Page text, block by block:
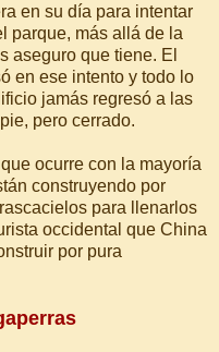
en su día para intentar
parque, más allá de la
aseguro que tiene. El
en ese intento y todo lo
jamás regresó a las
pero cerrado.
ocurre con la mayoría
construyendo por
para llenarlos
occidental que China
por pura